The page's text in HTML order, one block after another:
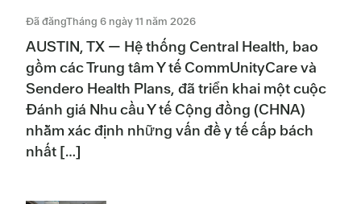
Đã đăngTháng 6 ngày 11 năm 2026
AUSTIN, TX — Hệ thống Central Health, bao
gồm các Trung tâm Y tế CommUnityCare và
Sendero Health Plans, đã triển khai một cuộc
Đánh giá Nhu cầu Y tế Cộng đồng (CHNA)
nhằm xác định những vấn đề y tế cấp bách
nhất […]